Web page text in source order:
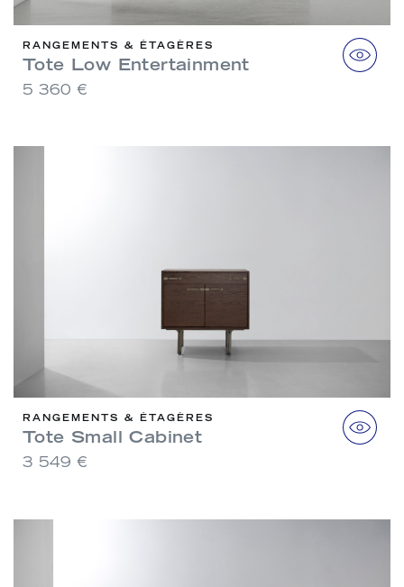
RANGEMENTS & ÉTAGÈRES
Tote Low Entertainment
5 360 €
RANGEMENTS & ÉTAGÈRES
Tote Small Cabinet
3 549 €